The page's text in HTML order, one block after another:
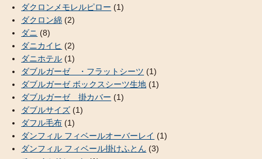
ダクロンメモレルピロー (1)
ダクロン綿 (2)
ダニ (8)
ダニカイヒ (2)
ダニホテル (1)
ダブルガーゼ ・フラットシーツ (1)
ダブルガーゼ ボックスシーツ生地 (1)
ダブルガーゼ 掛カバー (1)
ダブルサイズ (1)
ダフル毛布 (1)
ダンフィル フィベールオーバーレイ (1)
ダンフィル フィベール掛けふとん (3)